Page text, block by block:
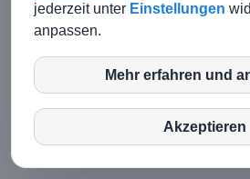
Login-Intern
jederzeit unter Einstellungen
anpassen.
inCMS
Mehr erfahren und
Akzeptieren